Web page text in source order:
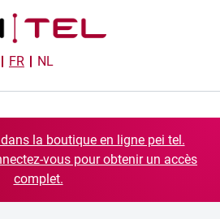
FR NL
la boutique en ligne pei tel.
vous pour obtenir un accès
complet.